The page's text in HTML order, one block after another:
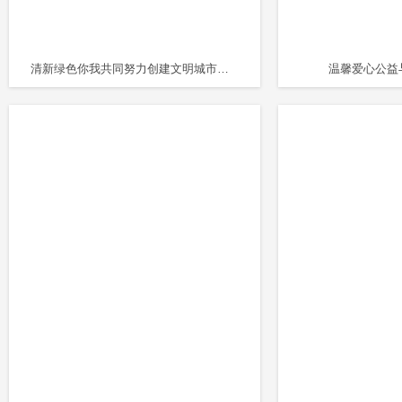
清新绿色你我共同努力创建文明城市主题PPT 温馨爱心公